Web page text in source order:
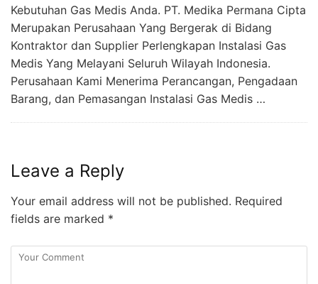
Kebutuhan Gas Medis Anda. PT. Medika Permana Cipta
Merupakan Perusahaan Yang Bergerak di Bidang
Kontraktor dan Supplier Perlengkapan Instalasi Gas
Medis Yang Melayani Seluruh Wilayah Indonesia.
Perusahaan Kami Menerima Perancangan, Pengadaan
Barang, dan Pemasangan Instalasi Gas Medis …
Leave a Reply
Your email address will not be published. Required
fields are marked *